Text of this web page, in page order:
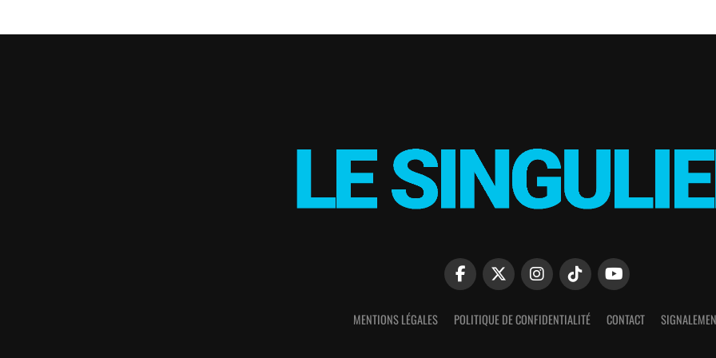
MENTIONS LÉGALES POLITIQUE DE CONFIDENTIALITÉ CONTACT